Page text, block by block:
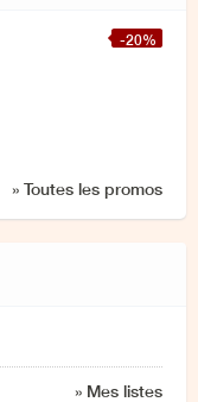
-20%
» Toutes les promos
» Mes listes